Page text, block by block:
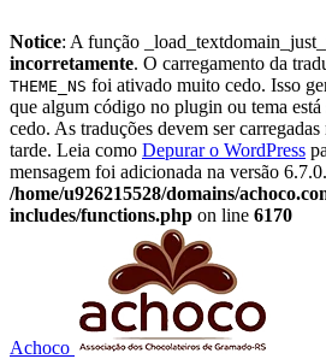
Notice: A função
incorretamente. O carregamento da
THEME_NS foi ativado muito cedo. Isso
que algum código no plugin ou tema
cedo. As traduções devem ser carregadas
tarde. Leia como Depurar o WordPress
mensagem foi adicionada na versão
/home/u926215528/domains/
includes/functions.php on line 6170
Achoco